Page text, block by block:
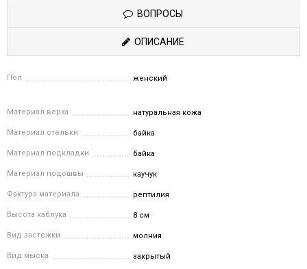
ВОПРОСЫ
ОПИСАНИЕ
Пол женский
Материал верха натуральная кожа
Материал стельки байка
Материал подкладки байка
Материал подошвы каучук
Фактура материала рептилия
Высота каблука 8 см
Вид застежки молния
Вид мыска закрытый